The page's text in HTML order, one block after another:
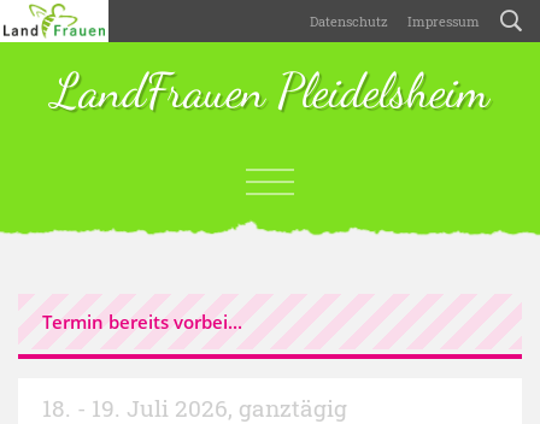
Datenschutz Impressum
LandFrauen Pleidelsheim
Termin bereits vorbei...
18. - 19. Juli 2026, ganztägig